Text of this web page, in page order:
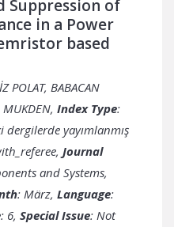
Suppression of
in a Power
based
POLAT, BABACAN
MUKDEN, Index Type:
dergilerde yayımlanmış
Journal
and Systems,
: März, Language:
: 6, Special Issue: Not